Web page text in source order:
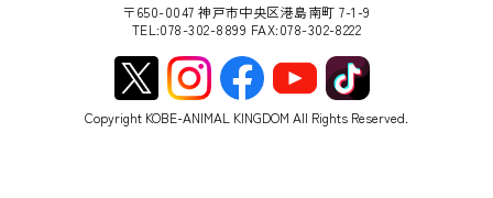
〒650-0047 神戸市中央区港島南町 7-1-9
TEL:078-302-8899 FAX:078-302-8222
Copyright KOBE-ANIMAL KINGDOM All Rights Reserved.